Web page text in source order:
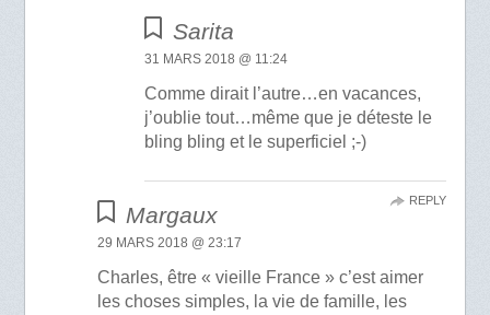
Sarita
31 MARS 2018 @ 11:24
Comme dirait l’autre…en vacances,
j’oublie tout…même que je déteste le
bling bling et le superficiel ;-)
Margaux
29 MARS 2018 @ 23:17
Charles, être « vieille France » c’est aimer
les choses simples, la vie de famille, les
REPLY